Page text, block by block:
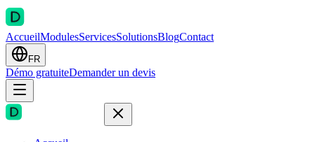
AccueilModulesServicesSolutionsBlogContact
FR
Démo gratuiteDemander un devis